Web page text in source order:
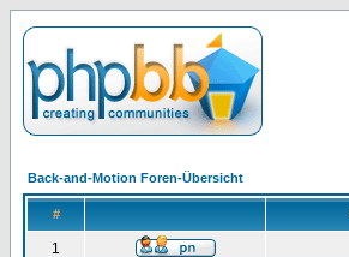
Back-and-Motion Foren-Übersicht
#
1